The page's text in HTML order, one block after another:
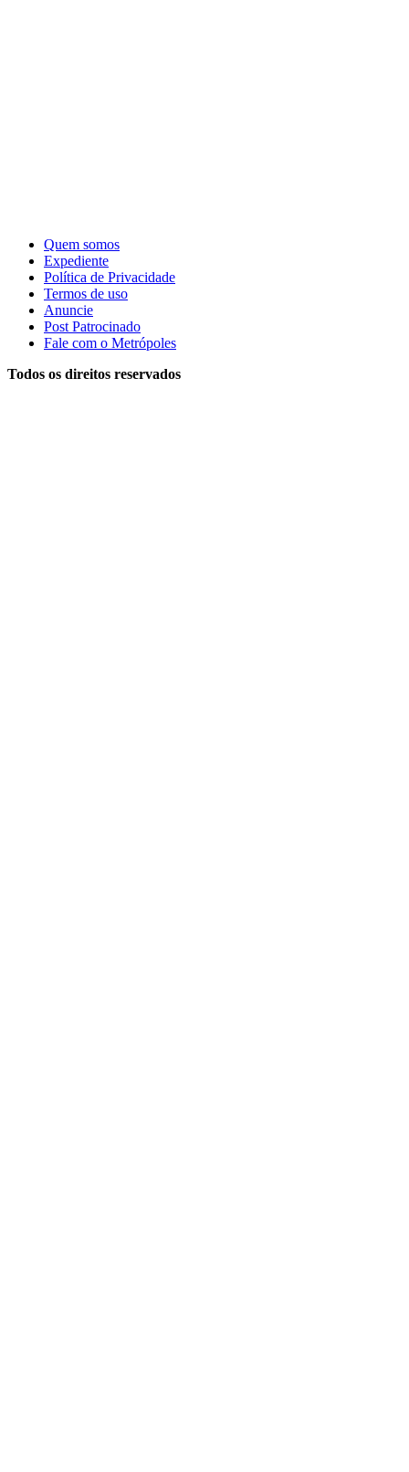
Quem somos
Expediente
Política de Privacidade
Termos de uso
Anuncie
Post Patrocinado
Fale com o Metrópoles
Todos os direitos reservados